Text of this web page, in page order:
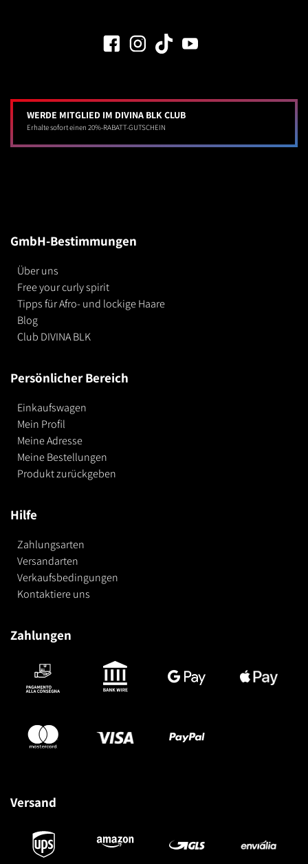
WERDE MITGLIED IM DIVINA BLK CLUB
Erhalte sofort einen 20%-RABATT-GUTSCHEIN
GmbH-Bestimmungen
Über uns
Free your curly spirit
Tipps für Afro- und lockige Haare
Blog
Club DIVINA BLK
Persönlicher Bereich
Einkaufswagen
Mein Profil
Meine Adresse
Meine Bestellungen
Produkt zurückgeben
Hilfe
Zahlungsarten
Versandarten
Verkaufsbedingungen
Kontaktiere uns
Zahlungen
Versand